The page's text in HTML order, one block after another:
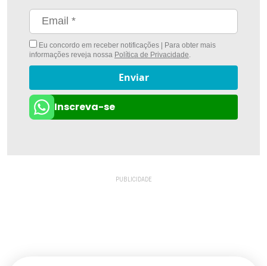
Eu concordo em receber notificações | Para obter mais
informações reveja nossa Política de Privacidade.
Enviar
Inscreva-se